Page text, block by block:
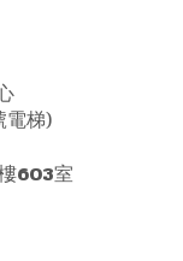
梯)
603室